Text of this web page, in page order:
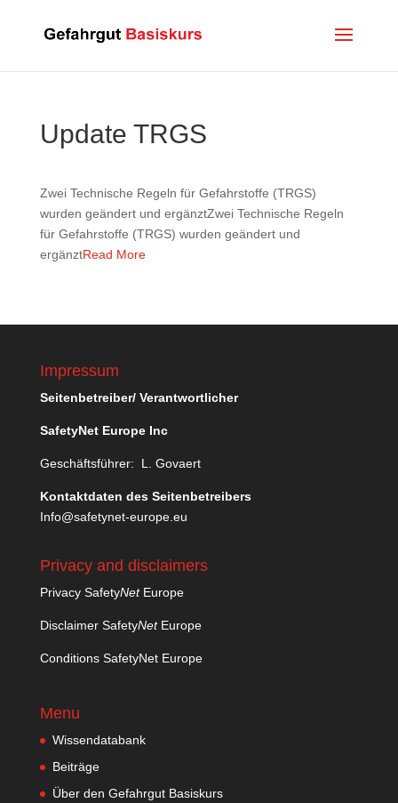
Update TRGS
Zwei Technische Regeln für Gefahrstoffe (TRGS)
wurden geändert und ergänztZwei Technische Regeln
für Gefahrstoffe (TRGS) wurden geändert und
ergänztRead More
Impressum
Seitenbetreiber/ Verantwortlicher
SafetyNet Europe Inc
Geschäftsführer: L. Govaert
Kontaktdaten des Seitenbetreibers
Info@safetynet-europe.eu
Privacy and disclaimers
Privacy SafetyNetEurope
Disclaimer SafetyNetEurope
Conditions SafetyNet Europe
Menu
Wissendatabank
Beiträge
Über den Gefahrgut Basiskurs